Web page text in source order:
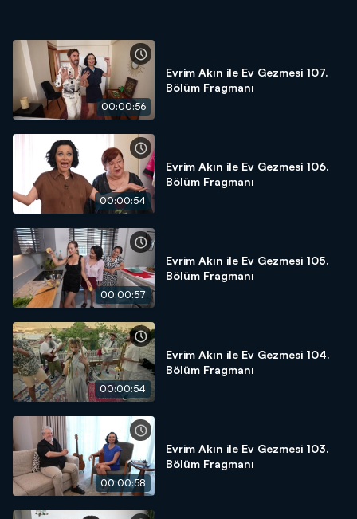
00:00:56
Evrim Akın ile Ev Gezmesi 107.
Bölüm Fragmanı
00:00:54
Evrim Akın ile Ev Gezmesi 106.
Bölüm Fragmanı
00:00:57
Evrim Akın ile Ev Gezmesi 105.
Bölüm Fragmanı
00:00:54
Evrim Akın ile Ev Gezmesi 104.
Bölüm Fragmanı
00:00:58
Evrim Akın ile Ev Gezmesi 103.
Bölüm Fragmanı